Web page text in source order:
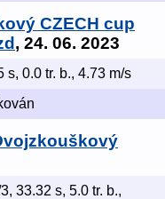
CZECH cup
, 24. 06. 2023
s, 0.0 tr. b., 4.73 m/s
33.32 s, 5.0 tr. b.,